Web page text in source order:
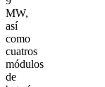
MW,
así
como
cuatros
módulos
de